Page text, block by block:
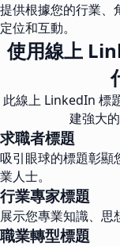
提供根據您的行業、
定位和互動。
使用線上
此線上 LinkedIn 標
建強大
求職者標題
吸引眼球的標題彰顯
業人士。
行業專家標題
展示您專業知識、思
職業轉型標題